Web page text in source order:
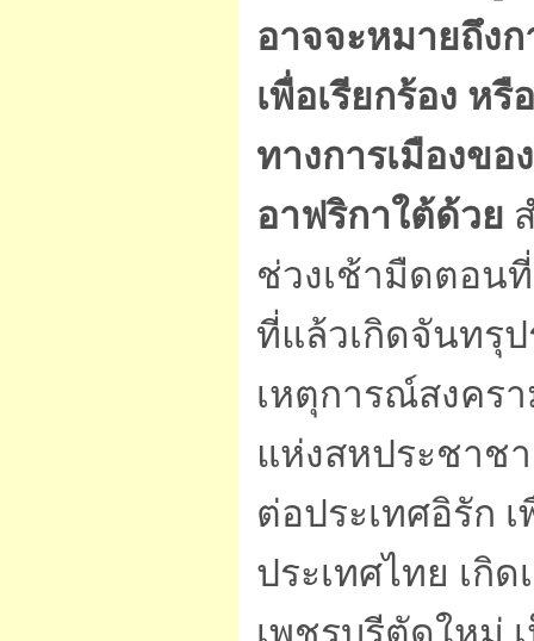
อาจจะหมายถึง
เพื่อเรียกร้อง ห
ทางการเมืองขอ
อาฟริกาใต้ด้วย
ช่วงเช้ามืดตอน
ที่แล้วเกิดจันทรุ
เหตุการณ์สงคร
แห่งสหประชาช
ต่อประเทศอิรัก
ประเทศไทย เกิ